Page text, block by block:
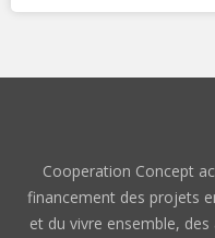
Cooperation Concept
financement des projets
et du vivre ensemble,